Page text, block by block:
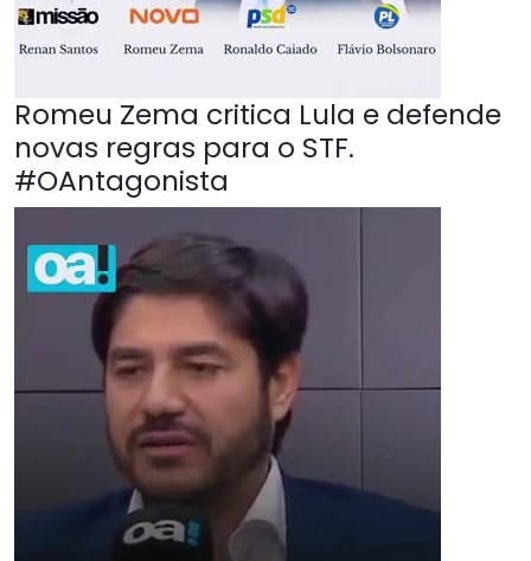
Romeu Zema critica Lula e defende
novas regras para o STF.
#OAntagonista